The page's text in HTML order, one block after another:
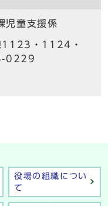
児童支援係
・1124・
0229
役場の組織につい
て